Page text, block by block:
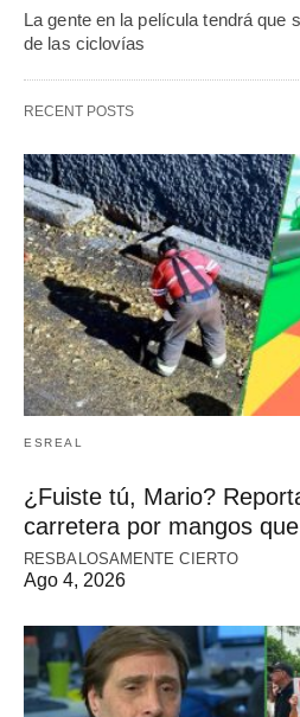
La gente en la película tendrá que
de las ciclovías
RECENT POSTS
ESREAL
¿Fuiste tú, Mario?
carretera por mangos
RESBALOSAMENTE CIERTO
Ago 4, 2026